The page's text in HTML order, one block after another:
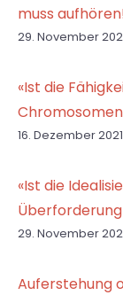
muss
29. November
«Ist die
16. Dezember 2021
«Ist die
29. November
Auferstehung